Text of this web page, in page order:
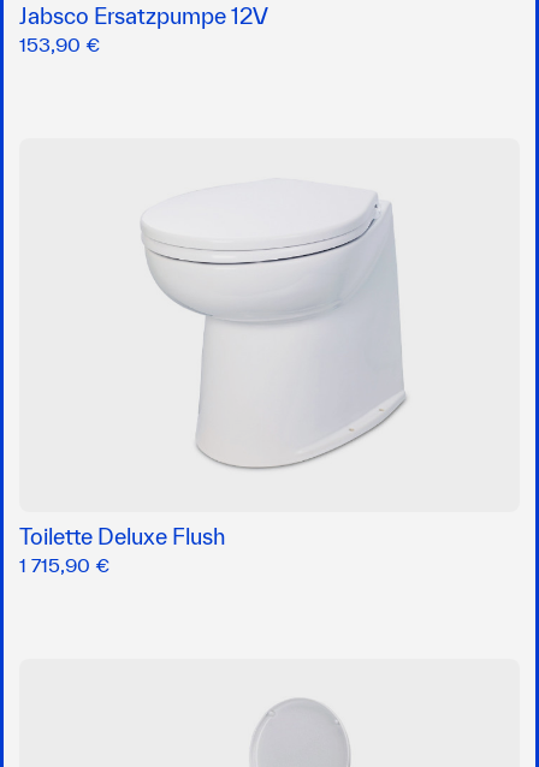
Jabsco Ersatzpumpe 12V
153,90 €
Toilette Deluxe Flush
1 715,90 €